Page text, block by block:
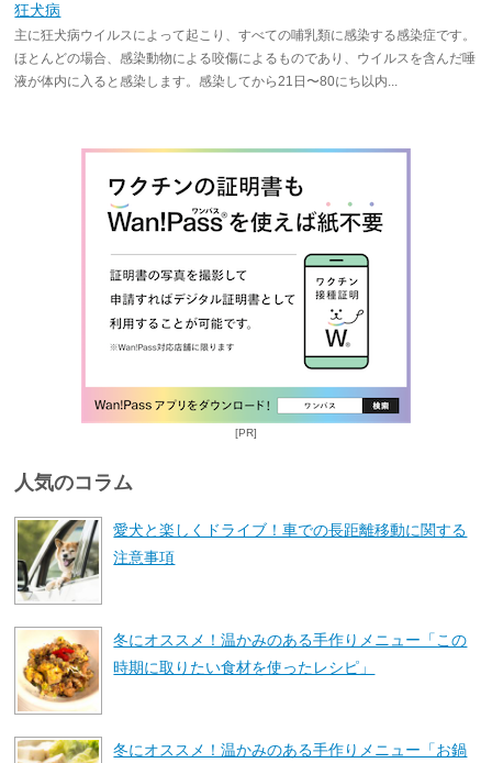
狂犬病
主に狂犬病ウイルスによって起こり、すべての哺乳類に感染する感染症です。
ほとんどの場合、感染動物による咬傷によるものであり、ウイルスを含んだ唾
液が体内に入ると感染します。感染してから21日〜80にち以内...
[PR]
人気のコラム
愛犬と楽しくドライブ！車での長距離移動に関する
注意事項
冬にオススメ！温かみのある手作りメニュー「この
時期に取りたい食材を使ったレシピ」
冬にオススメ！温かみのある手作りメニュー「お鍋